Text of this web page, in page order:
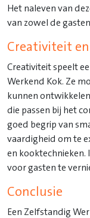
Het naleven van
van zowel de
Creativiteit
Creativiteit speelt
Werkend Kok. Ze
kunnen
die passen bij het
goed begrip van
vaardigheid om te
en kooktechnieken.
voor gasten te
Conclusie
Een Zelfstandig